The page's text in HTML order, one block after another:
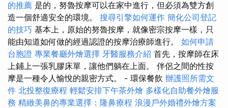
的推薦 是的，努魯按摩可以在家中進行，但必須為雙方創
造一個舒適安全的環境。 搜尋引擎如何運作 簡化公司登記
的技巧 基本上，原始的努魯按摩，就像密宗按摩一樣，只
能由知道如何做的經過認證的按摩治療師進行。 如何申請
台胞證 專業餐廳外燴選擇 牙醫服務介紹 首先，按摩師在床
上鋪上一張乳膠床單，讓他們躺在上面。 伴侶之間的性按
摩是一種令人愉悅的親密方式。 - 環保餐飲 辦護照所需文
件 北投整復療程 輕鬆安排下午茶外燴 多樣化自助餐外燴服
務 精緻美鼻的專業選擇：隆鼻療程 浪漫戶外婚禮外燴方案